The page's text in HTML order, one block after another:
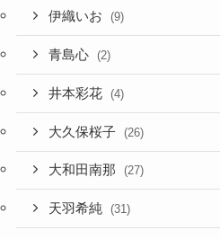
伊織いお (9)
青島心 (2)
井本彩花 (4)
大久保桜子 (26)
大和田南那 (27)
天羽希純 (31)